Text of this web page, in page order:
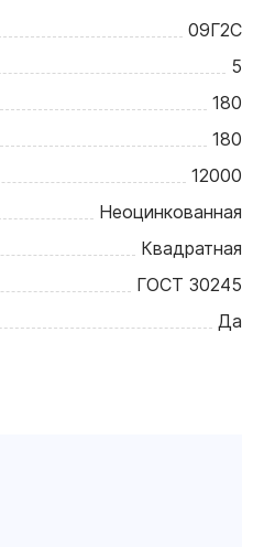
09Г2С
5
180
180
12000
Неоцинкованная
Квадратная
ГОСТ 30245
Да